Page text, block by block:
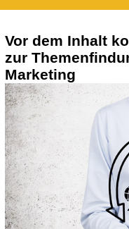
Vor dem Inhalt
zur
Marketing